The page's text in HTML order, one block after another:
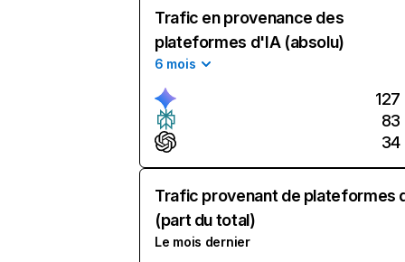
Trafic en provenance des
plateformes d'IA (absolu)
6 mois
127
83
34
Trafic provenant de plateformes
(part du total)
Le mois dernier